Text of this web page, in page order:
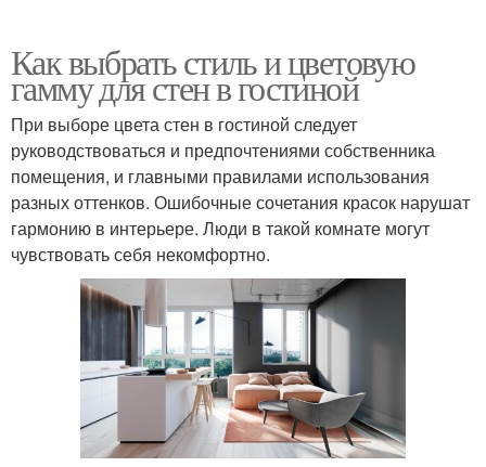
Как выбрать стиль и цветовую
гамму для стен в гостиной
При выборе цвета стен в гостиной следует
руководствоваться и предпочтениями собственника
помещения, и главными правилами использования
разных оттенков. Ошибочные сочетания красок нарушат
гармонию в интерьере. Люди в такой комнате могут
чувствовать себя некомфортно.